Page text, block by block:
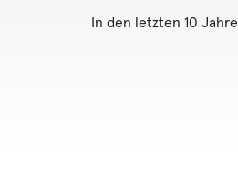
In den letzten 10